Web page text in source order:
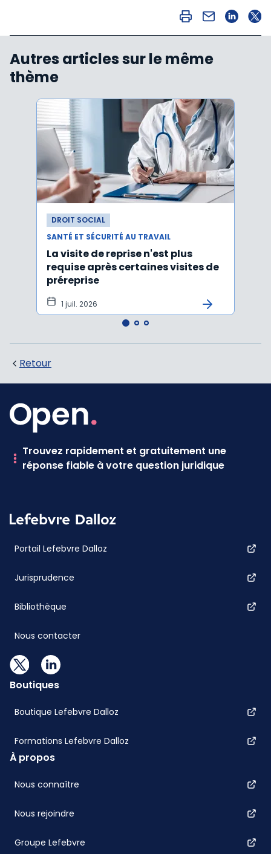
Autres articles sur le même
thème
DROIT SOCIAL
SANTÉ ET SÉCURITÉ AU TRAVAIL
La visite de reprise n'est plus
requise après certaines visites de
préreprise
1 juil. 2026
Retour
Trouvez rapidement et gratuitement une
réponse fiable à votre question juridique
Portail Lefebvre Dalloz
Jurisprudence
Bibliothèque
Nous contacter
Boutiques
Boutique Lefebvre Dalloz
Formations Lefebvre Dalloz
À propos
Nous connaître
Nous rejoindre
Groupe Lefebvre